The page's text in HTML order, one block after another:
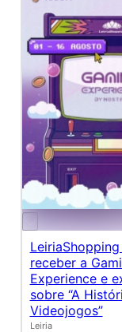
receber a
Experience e
sobre “A
Videojogos”
Leiria